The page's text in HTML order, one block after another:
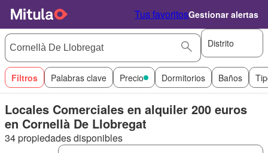
Tus favoritosGestionar alertas
Distrito
Filtros Palabras clave Precio Dormitorios Baños
Locales Comerciales en alquiler 200 euros
en Cornellà De Llobregat
34 propiedades disponibles